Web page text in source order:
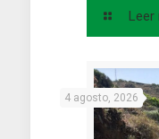
Leer
4 agosto, 2026